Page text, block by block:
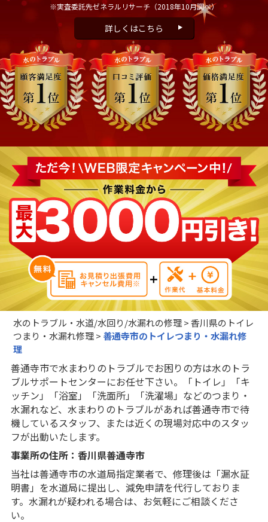
※実査委託先ゼネラルリサーチ （2018年10月調べ）
詳しくはこちら
水のトラブル・水道/水回り/水漏れの修理>香川県のトイレ
つまり・水漏れ修理> 善通寺市のトイレつまり・水漏れ修
理
善通寺市で水まわりのトラブルでお困りの方は水のトラ
ブルサポートセンターにお任せ下さい。「トイレ」「キ
ッチン」「浴室」「洗面所」「洗濯場」などのつまり・
水漏れなど、水まわりのトラブルがあれば善通寺市で待
機しているスタッフ、または近くの現場対応中のスタッ
フが出動いたします。
事業所の住所：香川県善通寺市
当社は善通寺市の水道局指定業者で、修理後は「漏水証
明書」を水道局に提出し、減免申請を代行しておりま
す。水漏れが疑われる場合は、お気軽にご相談くださ
い。